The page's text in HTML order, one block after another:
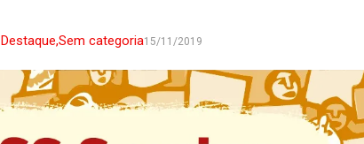
Destaque,Sem categoria15/11/2019